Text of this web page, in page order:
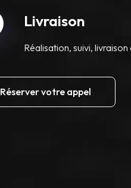
Livraison
Réalisation, suivi,
Réserver votre appel